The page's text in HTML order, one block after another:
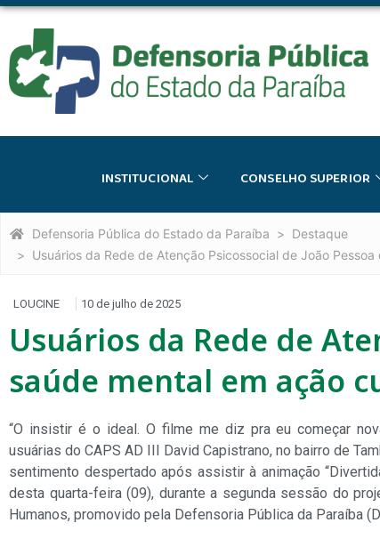
INSTITUCIONAL CONSELHO SUPERIOR
Defensoria Pública do Estado da Paraíba
Destaque
Usuários da Rede de Atenção Psicossocial de João
LOUCINE 10 de julho de 2025
Usuários da Rede de
saúde mental em ação
“O insistir é o ideal. O filme me diz pra eu começar
usuárias do CAPS AD III David Capistrano, no bairro de
sentimento despertado após assistir à animação
desta quarta-feira (09), durante a segunda sessão do
Humanos, promovido pela Defensoria Pública da Paraíba